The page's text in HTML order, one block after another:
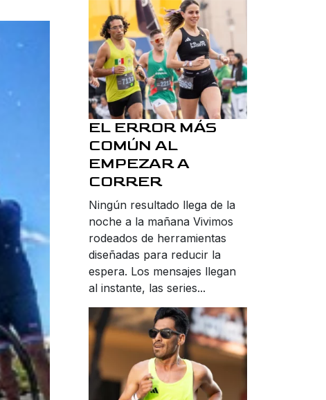
EL ERROR MÁS
COMÚN AL
EMPEZAR A
CORRER
Ningún resultado llega de la
noche a la mañana Vivimos
rodeados de herramientas
diseñadas para reducir la
espera. Los mensajes llegan
al instante, las series...